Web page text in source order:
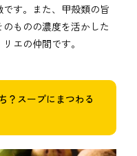
す。また、甲殻類の旨
ものの濃度を活かした
エの仲間です。
？スープにまつわる